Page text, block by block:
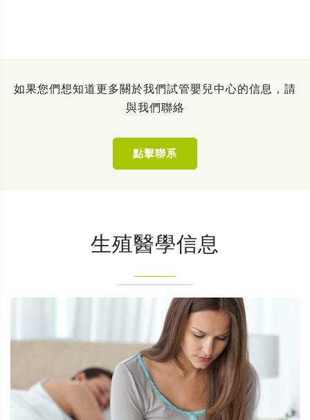
如果您們想知道更多關於我們試管嬰兒中心的信息，請
與我們聯絡
點擊聯系
生殖醫學信息